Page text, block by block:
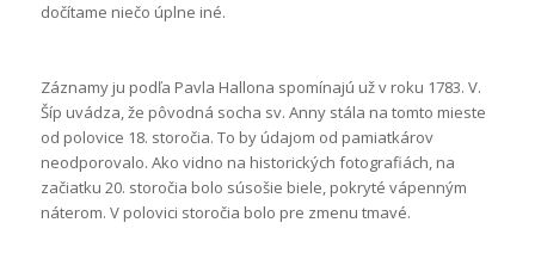
dočítame niečo úplne iné.
Záznamy ju podľa Pavla Hallona spomínajú už v roku 1783. V.
Šíp uvádza, že pôvodná socha sv. Anny stála na tomto mieste
od polovice 18. storočia. To by údajom od pamiatkárov
neodporovalo. Ako vidno na historických fotografiách, na
začiatku 20. storočia bolo súsošie biele, pokryté vápenným
náterom. V polovici storočia bolo pre zmenu tmavé.